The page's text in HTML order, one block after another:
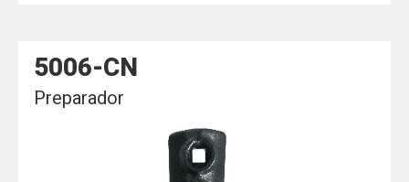
5006-CN
Preparador